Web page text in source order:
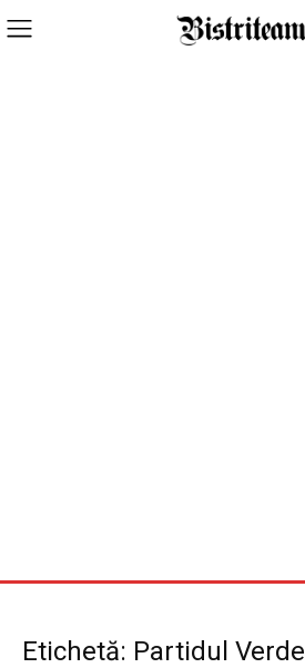
Etichetă: Partidul Verde